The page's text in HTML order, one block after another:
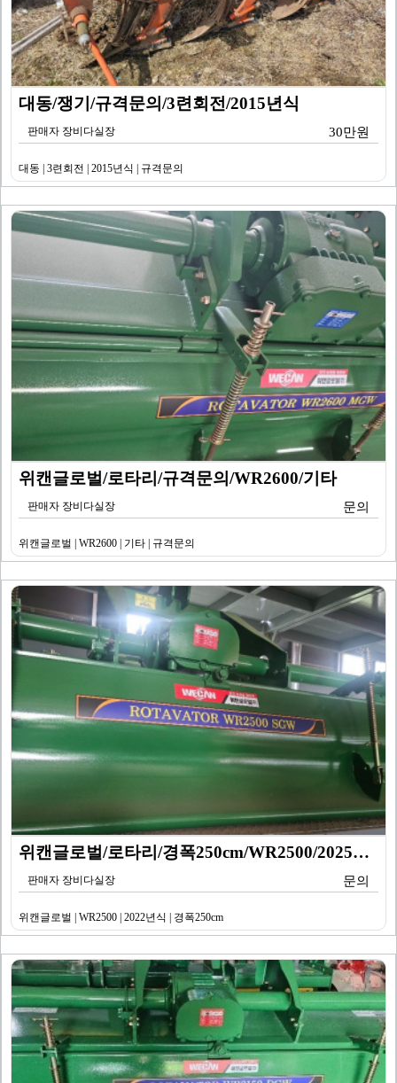
대동/쟁기/규격문의/3련회전/2015년식
판매자 장비다실장 30만원
대동 | 3련회전 | 2015년식 | 규격문의
위캔글로벌/로타리/규격문의/WR2600/기타
판매자 장비다실장 문의
위캔글로벌 | WR2600 | 기타 | 규격문의
위캔글로벌/로타리/경폭250cm/WR2500/2025년…
판매자 장비다실장 문의
위캔글로벌 | WR2500 | 2022년식 | 경폭250cm